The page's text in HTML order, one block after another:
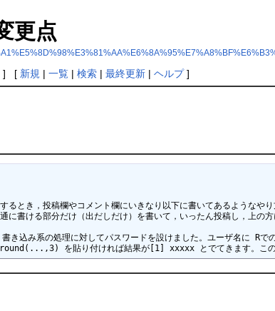
更点
] [ 新規 | 一覧| 検索| 最終更新| ヘルプ]
とき，投稿欄やコメント欄にいきなり以下に書いてあるようなや
書ける部分だけ（出だしだけ）を書いて，いったん投稿し，上の
き込み系の処理に対してパスワードを設けました。ユーザ名